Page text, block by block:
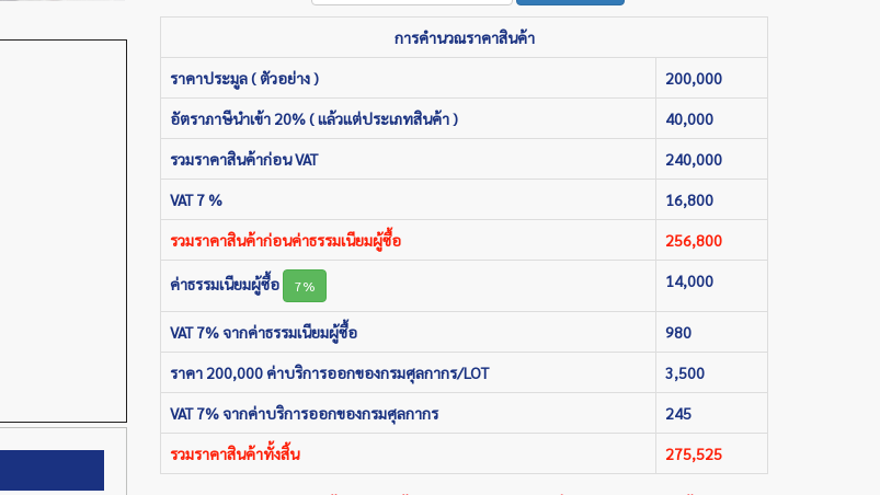
การคำนวณราคาสินค้า
ราคาประมูล ( ตัวอย่าง ) 200,000
อัตราภาษีนำเข้า 20% ( แล้วแต่ประเภทสินค้า ) 40,000
รวมราคาสินค้าก่อน VAT 240,000
VAT 7 % 16,800
รวมราคาสินค้าก่อนค่าธรรมเนียมผู้ซื้อ 256,800
ค่าธรรมเนียมผู้ซื้อ 7% 14,000
VAT 7% จากค่าธรรมเนียมผู้ซื้อ 980
ราคา 200,000 ค่าบริการออกของกรมศุลกากร/LOT 3,500
VAT 7% จากค่าบริการออกของกรมศุลกากร 245
รวมราคาสินค้าทั้งสิ้น 275,525